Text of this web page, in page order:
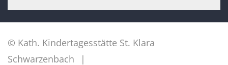
© Kath. Kindertagesstätte St. Klara
Schwarzenbach